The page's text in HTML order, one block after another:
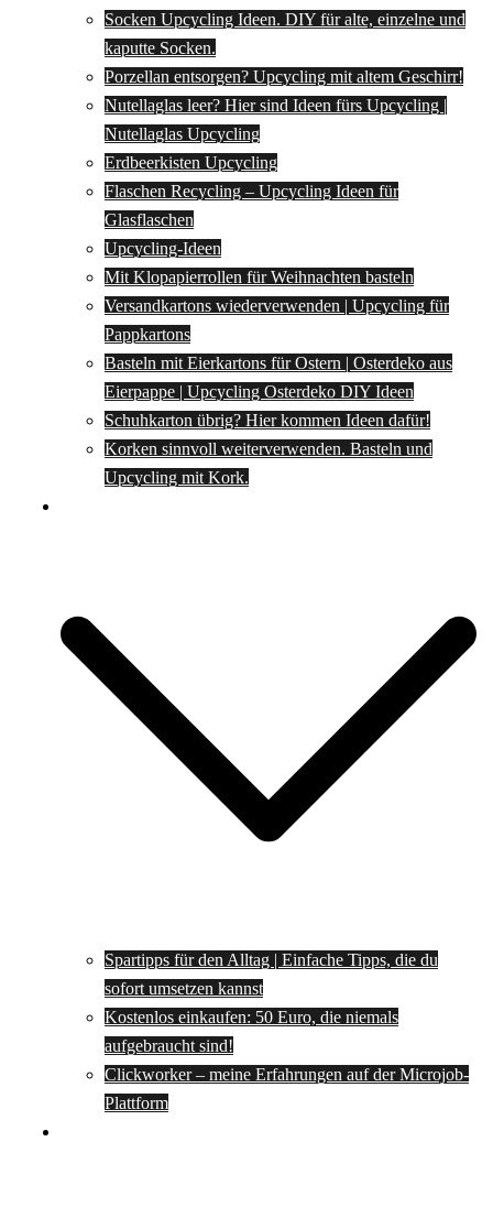
Socken Upcycling Ideen. DIY für alte, einzelne und
kaputte Socken.
Porzellan entsorgen? Upcycling mit altem Geschirr!
Nutellaglas leer? Hier sind Ideen fürs Upcycling |
Nutellaglas Upcycling
Erdbeerkisten Upcycling
Flaschen Recycling – Upcycling Ideen für
Glasflaschen
Upcycling-Ideen
Mit Klopapierrollen für Weihnachten basteln
Versandkartons wiederverwenden | Upcycling für
Pappkartons
Basteln mit Eierkartons für Ostern | Osterdeko aus
Eierpappe | Upcycling Osterdeko DIY Ideen
Schuhkarton übrig? Hier kommen Ideen dafür!
Korken sinnvoll weiterverwenden. Basteln und
Upcycling mit Kork.
Spartipps für den Alltag | Einfache Tipps, die du
sofort umsetzen kannst
Kostenlos einkaufen: 50 Euro, die niemals
aufgebraucht sind!
Clickworker – meine Erfahrungen auf der Microjob-
Plattform